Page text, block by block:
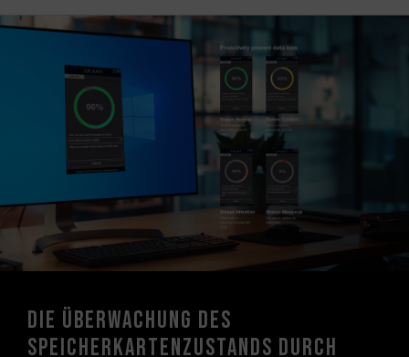
Die Überwachung des
Speicherkartenzustands durch